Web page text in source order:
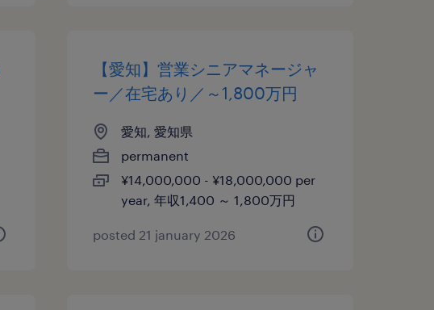
【愛知】営業シニアマネージャ
ー／在宅あり／～1,800万円
愛知, 愛知県
permanent
¥14,000,000 - ¥18,000,000 per
year, 年収1,400 ～ 1,800万円
posted 21 january 2026